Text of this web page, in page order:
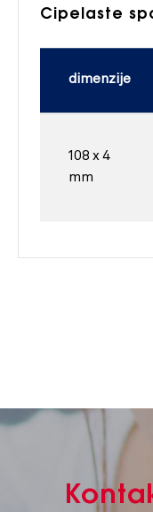
Cipelaste
dimenzije
108 x 4
mm